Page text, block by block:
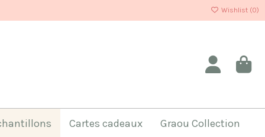
Wishlist (0)
Cartes cadeaux Graou Collection